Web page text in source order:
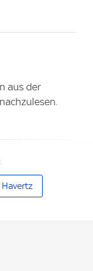
aus der
nachzulesen.
Havertz